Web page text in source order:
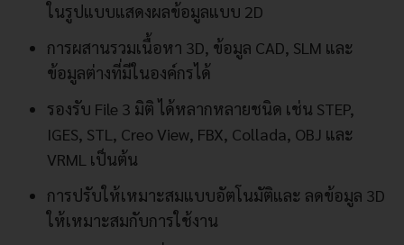
ในรูปแบบแสดงผลข้อมูลแบบ 2D
การผสานรวมเนื้อหา 3D, ข้อมูล CAD, SLM และ
ข้อมูลต่างที่มีในองค์กรได้
รองรับ File 3 มิติ ได้หลากหลายชนิด เช่น STEP,
IGES, STL, Creo View, FBX, Collada, OBJ และ
VRML เป็นต้น
การปรับให้เหมาะสมแบบอัตโนมัติและ ลดข้อมูล 3D
ให้เหมาะสมกับการใช้งาน